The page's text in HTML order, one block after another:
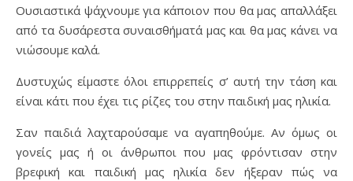
Ουσιαστικά ψάχνουμε για κάποιον που θα μας απαλλάξει
από τα δυσάρεστα συναισθήματά μας και θα μας κάνει να
νιώσουμε καλά.
Δυστυχώς είμαστε όλοι επιρρεπείς σ’ αυτή την τάση και
είναι κάτι που έχει τις ρίζες του στην παιδική μας ηλικία.
Σαν παιδιά λαχταρούσαμε να αγαπηθούμε. Αν όμως οι
γονείς μας ή οι άνθρωποι που μας φρόντισαν στην
βρεφική και παιδική μας ηλικία δεν ήξεραν πώς να